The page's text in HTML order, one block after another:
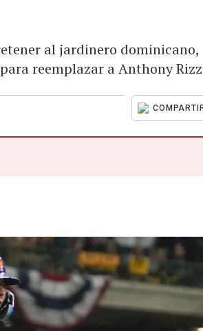
al jardinero dominicano,
reemplazar a Anthony